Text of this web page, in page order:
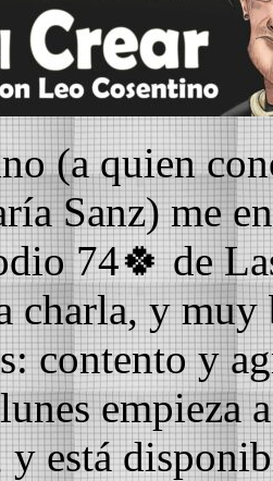
(a quien
Sanz) me
74🍀 de
charla, y muy
contento y
empieza
y está